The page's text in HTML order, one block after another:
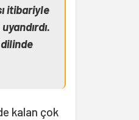
itibariyle
kalan çok